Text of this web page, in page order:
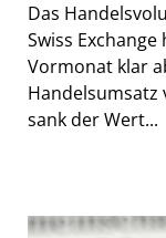
Das
Swiss
Vormonat klar
Handelsumsatz
sank der Wert...